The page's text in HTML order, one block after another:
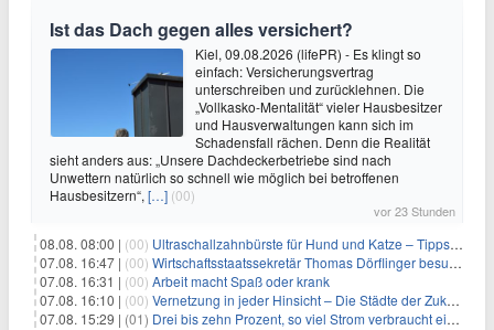
Ist das Dach gegen alles versichert?
Kiel, 09.08.2026 (lifePR) - Es klingt so
einfach: Versicherungsvertrag
unterschreiben und zurücklehnen. Die
„Vollkasko-Mentalität“ vieler Hausbesitzer
und Hausverwaltungen kann sich im
Schadensfall rächen. Denn die Realität
sieht anders aus: „Unsere Dachdeckerbetriebe sind nach
Unwettern natürlich so schnell wie möglich bei betroffenen
Hausbesitzern“, […] (00)
vor 23 Stunden
08.08. 08:00 | (00) Ultraschallzahnbürste für Hund und Katze – Tipps zur erfolgreichen Eingewöhnung
07.08. 16:47 | (00) Wirtschaftsstaatssekretär Thomas Dörflinger besucht Handwerksbetrieb im Kammerbezirk Freiburg
07.08. 16:31 | (00) Arbeit macht Spaß oder krank
07.08. 16:10 | (00) Vernetzung in jeder Hinsicht – Die Städte der Zukunft sind grün-blau
07.08. 15:29 | (01) Drei bis zehn Prozent, so viel Strom verbraucht ein Aufzug im Gebäude